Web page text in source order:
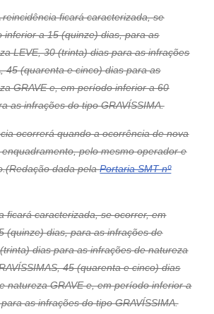
reincidência ficará caracterizada, se
inferior a 15 (quinze) dias, para as
LEVE, 30 (trinta) dias para as infrações
45 (quarenta e cinco) dias para as
GRAVE e, em período inferior a 60
as infrações do tipo GRAVÍSSIMA.
ocorrerá quando a ocorrência de nova
pelo mesmo operador e
dada pelaPortaria SMT nº
ficará caracterizada, se ocorrer, em
(quinze) dias, para as infrações de
dias para as infrações de natureza
45 (quarenta e cinco) dias
natureza GRAVE e, em período inferior a
as infrações do tipo GRAVÍSSIMA.